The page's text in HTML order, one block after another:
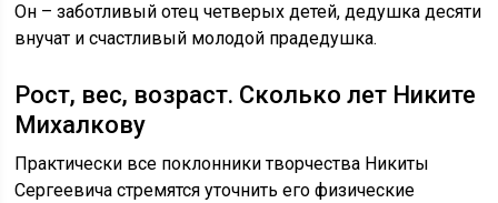
Он – заботливый отец четверых детей, дедушка десяти
внучат и счастливый молодой прадедушка.
Рост, вес, возраст. Сколько лет Никите
Михалкову
Практически все поклонники творчества Никиты
Сергеевича стремятся уточнить его физические